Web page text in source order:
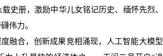
史册，激励中华儿女铭记历史、缅怀先烈、
伟力。
融合，创新成果竞相涌现，人工智能大模型